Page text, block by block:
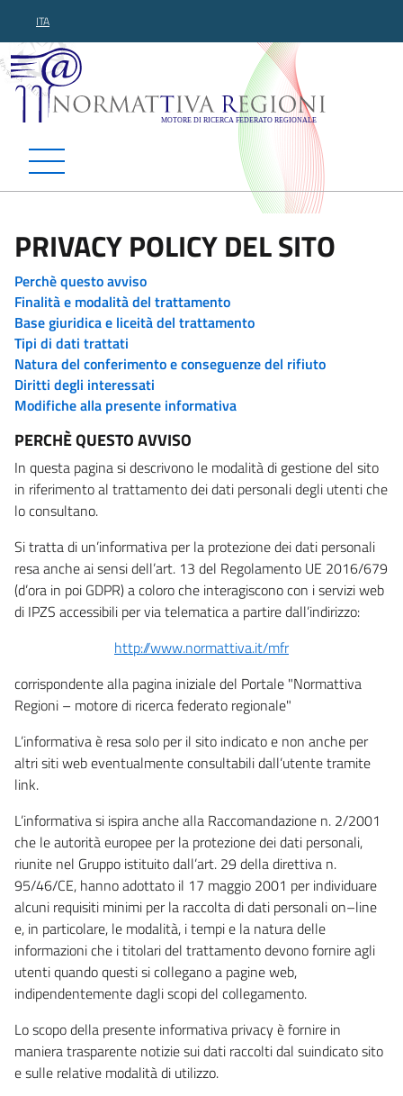
ITA
Normattiva Regioni -
PRIVACY POLICY DEL SITO
Perchè questo avviso
Finalità e modalità del trattamento
Base giuridica e liceità del trattamento
Tipi di dati trattati
Natura del conferimento e conseguenze del rifiuto
Diritti degli interessati
Modifiche alla presente informativa
PERCHÈ QUESTO AVVISO
In questa pagina si descrivono le modalità di gestione del sito
in riferimento al trattamento dei dati personali degli utenti che
lo consultano.
Si tratta di un’informativa per la protezione dei dati personali
resa anche ai sensi dell’art. 13 del Regolamento UE 2016/679
(d’ora in poi GDPR) a coloro che interagiscono con i servizi web
di IPZS accessibili per via telematica a partire dall’indirizzo:
http://www.normattiva.it/mfr
corrispondente alla pagina iniziale del Portale "Normattiva
Regioni – motore di ricerca federato regionale"
L’informativa è resa solo per il sito indicato e non anche per
altri siti web eventualmente consultabili dall’utente tramite
link.
L’informativa si ispira anche alla Raccomandazione n. 2/2001
che le autorità europee per la protezione dei dati personali,
riunite nel Gruppo istituito dall’art. 29 della direttiva n.
95/46/CE, hanno adottato il 17 maggio 2001 per individuare
alcuni requisiti minimi per la raccolta di dati personali on–line
e, in particolare, le modalità, i tempi e la natura delle
informazioni che i titolari del trattamento devono fornire agli
utenti quando questi si collegano a pagine web,
indipendentemente dagli scopi del collegamento.
Lo scopo della presente informativa privacy è fornire in
maniera trasparente notizie sui dati raccolti dal suindicato sito
e sulle relative modalità di utilizzo.